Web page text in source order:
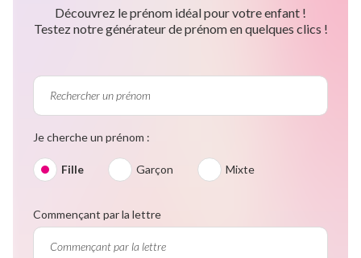
Découvrez le prénom idéal pour votre enfant !
Testez notre générateur de prénom en quelques clics !
Je cherche un prénom :
Fille Garçon Mixte
Commençant par la lettre